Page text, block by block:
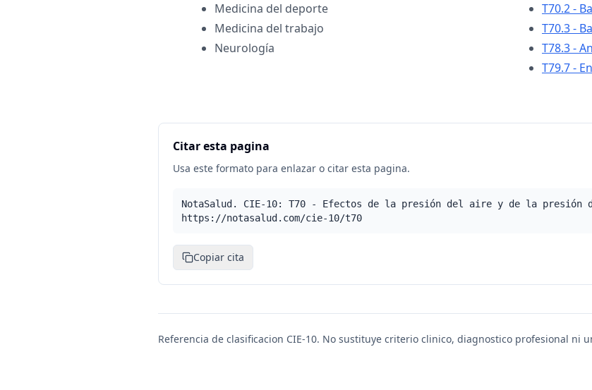
Medicina del deporte
Medicina del trabajo
Neurología
T70.2 -
T70.3 -
T78.3 -
T79.7 -
Citar esta pagina
Usa este formato para enlazar o citar esta pagina.
NotaSalud. CIE-10: T70 - Efectos de la presión del aire y de la presión
https://notasalud.com/cie-10/t70
Copiar cita
Referencia de clasificacion CIE-10. No sustituye criterio clinico, diagnostico profesional ni